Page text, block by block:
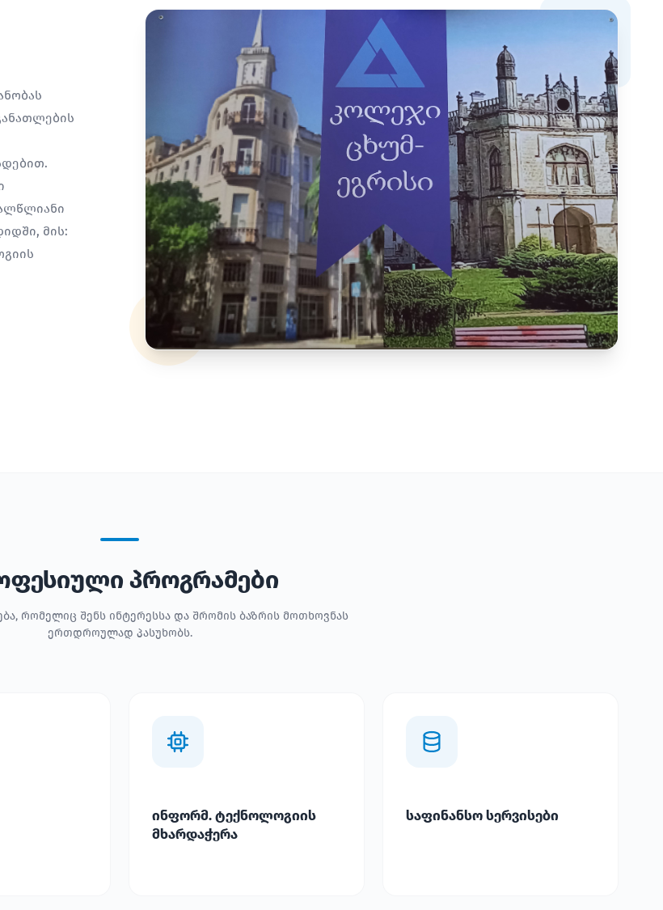
მის:
პროგრამები
რომელიც შენს ინტერესსა და შრომის ბაზრის მოთხოვნას
ერთდროულად პასუხობს.
ინფორმ. ტექნოლოგიის
მხარდაჭერა
საფინანსო სერვისები